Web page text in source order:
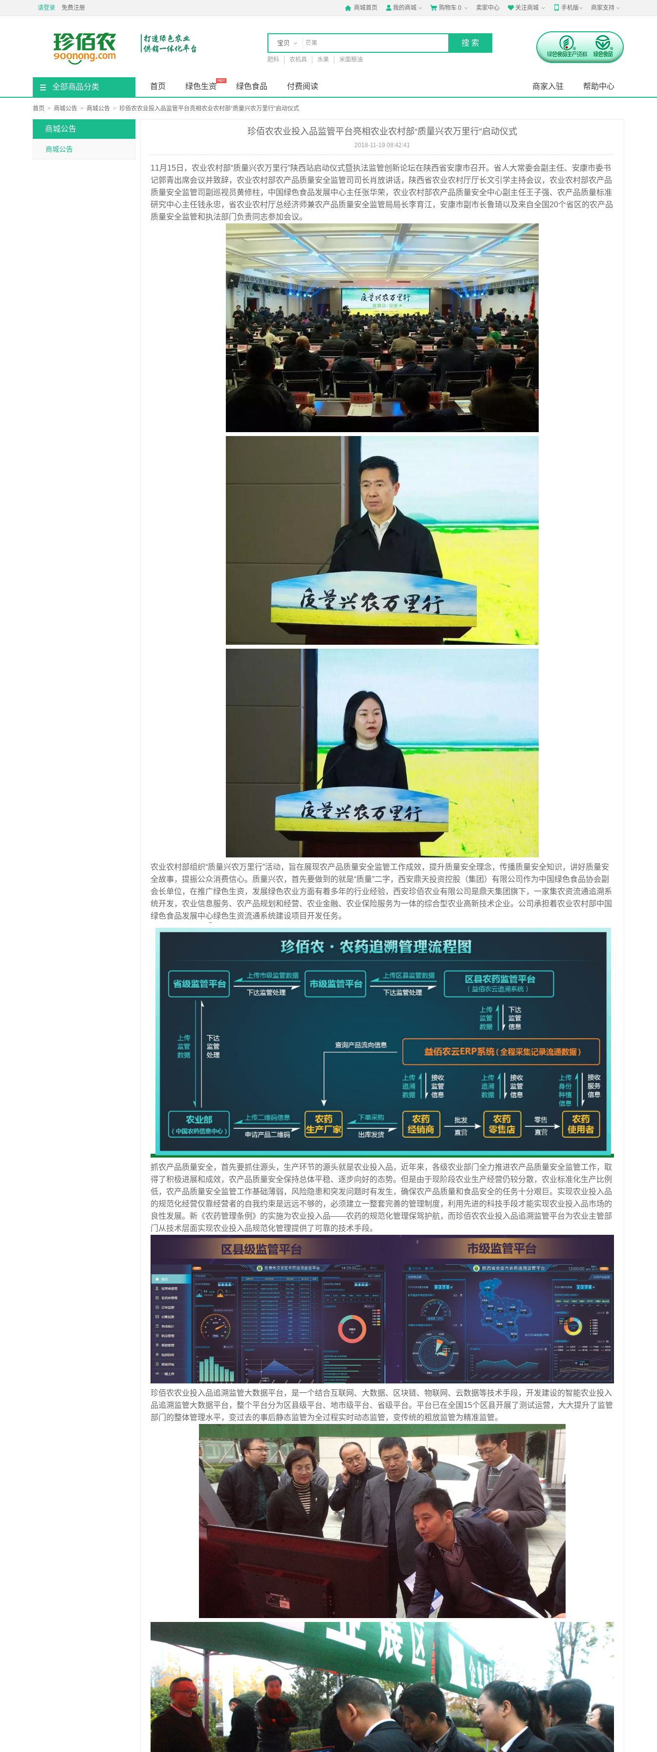
请登录 免费注册  商城首页  我的商城  购物车 0 卖家中心 关注商城 手机版 商家支持
宝贝
店铺
肥料 农机具 水果 米面粮油
全部商品分类 首页 绿色生资 绿色食品 帮助中心
商家入驻
付费阅读
首页 > 商城公告 > 商城公告 > 珍佰农农业投入品监管平台亮相农业农村部“质量兴农万里行”启动仪式
商城公告
商城公告
珍佰农农业投入品监管平台亮相农业农村部“质量兴农万里行”启动仪式
2018-11-19 08:42:41
11月15日，农业农村部“质量兴农万里行”陕西站启动仪式暨执法监管创新论坛在陕西省安康市召开。省人大常委会副主任、安康市委书
记郭青出席会议并致辞，农业农村部农产品质量安全监管司司长肖放讲话，陕西省农业农村厅厅长文引学主持会议，农业农村部农产品
质量安全监管司副巡视员黄修柱，中国绿色食品发展中心主任张华荣，农业农村部农产品质量安全中心副主任王子强、农产品质量标准
研究中心主任钱永忠，省农业农村厅总经济师兼农产品质量安全监管局局长李育江，安康市副市长鲁琦以及来自全国20个省区的农产品
质量安全监管和执法部门负责同志参加会议。
农业农村部组织“质量兴农万里行”活动，旨在展现农产品质量安全监管工作成效，提升质量安全理念，传播质量安全知识，讲好质量安
全故事，提振公众消费信心。质量兴农，首先要做到的就是“质量”二字，西安鼎天投资控股（集团）有限公司作为中国绿色食品协会副
会长单位，在推广绿色生资，发展绿色农业方面有着多年的行业经验，西安珍佰农业有限公司是鼎天集团旗下，一家集农资流通追溯系
统开发，农业信息服务、农产品规划和经营、农业金融、农业保险服务为一体的综合型农业高新技术企业。公司承担着农业农村部中国
绿色食品发展中心绿色生资流通系统建设项目开发任务。
抓农产品质量安全，首先要抓住源头，生产环节的源头就是农业投入品，近年来，各级农业部门全力推进农产品质量安全监管工作，取
得了积极进展和成效，农产品质量安全保持总体平稳、逐步向好的态势。但是由于现阶段农业生产经营仍较分散，农业标准化生产比例
低，农产品质量安全监管工作基础薄弱，风险隐患和突发问题时有发生，确保农产品质量和食品安全的任务十分艰巨。实现农业投入品
的规范化经营仅靠经营者的自我约束是远远不够的，必须建立一整套完善的管理制度，利用先进的科技手段才能实现农业投入品市场的
良性发展。新《农药管理条例》的实施为农业投入品——农药的规范化管理保驾护航，而珍佰农农业投入品追溯监管平台为农业主管部
门从技术层面实现农业投入品规范化管理提供了可靠的技术手段。
珍佰农农业投入品追溯监管大数据平台，是一个结合互联网、大数据、区块链、物联网、云数据等技术手段，开发建设的智能农业投入
品追溯监管大数据平台，整个平台分为区县级平台、地市级平台、省级平台。平台已在全国15个区县开展了测试运营，大大提升了监管
部门的整体管理水平，变过去的事后静态监管为全过程实时动态监管，变传统的粗放监管为精准监管。